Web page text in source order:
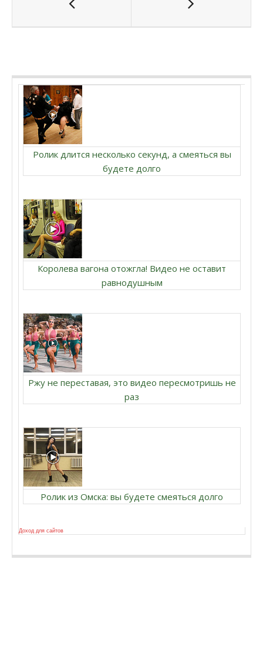
Ролик длится несколько секунд, а смеяться вы
будете долго
Королева вагона отожгла! Видео не оставит
равнодушным
Ржу не переставая, это видео пересмотришь не
раз
Ролик из Омска: вы будете смеяться долго
Доход для сайтов